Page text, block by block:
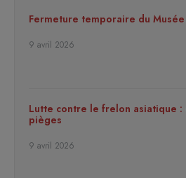
Fermeture temporaire du
9 avril 2026
Lutte contre le frelon asiatique
pièges
9 avril 2026